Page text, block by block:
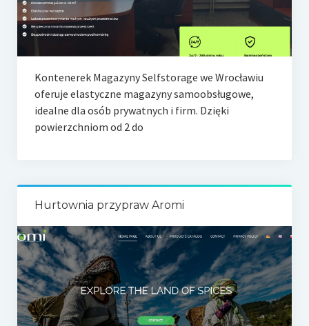
Kontenerek Magazyny Selfstorage we Wrocławiu
oferuje elastyczne magazyny samoobsługowe,
idealne dla osób prywatnych i firm. Dzięki
powierzchniom od 2 do
Hurtownia przypraw Aromi